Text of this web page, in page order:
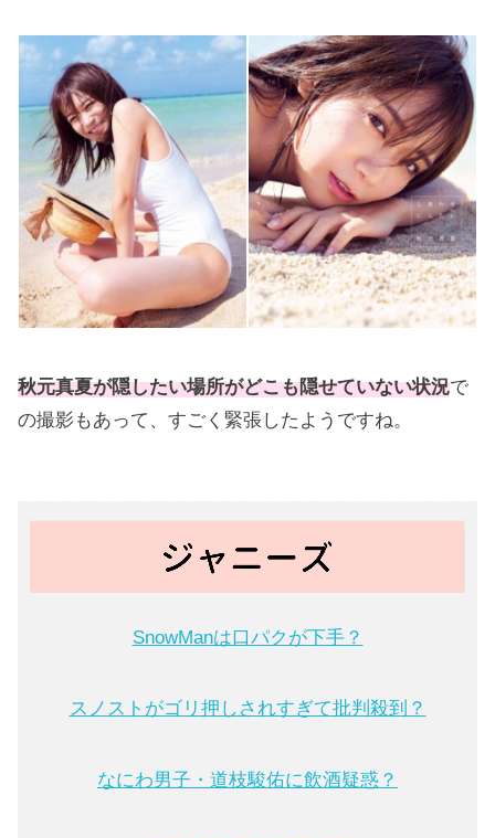
秋元真夏が隠したい場所がどこも隠せていない状況で
の撮影もあって、すごく緊張したようですね。
SnowManは口パクが下手？
スノストがゴリ押しされすぎて批判殺到？
なにわ男子・道枝駿佑に飲酒疑惑？